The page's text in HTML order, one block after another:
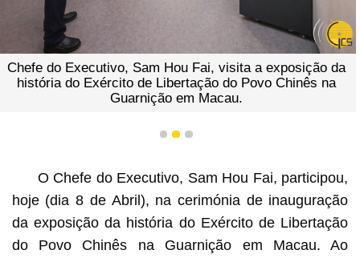
Chefe do Executivo, Sam Hou Fai, visita a exposição da
história do Exército de Libertação do Povo Chinês na
Guarnição em Macau.
1 2 3
O Chefe do Executivo, Sam Hou Fai, participou,
hoje (dia 8 de Abril), na cerimónia de inauguração
da exposição da história do Exército de Libertação
do Povo Chinês na Guarnição em Macau. Ao